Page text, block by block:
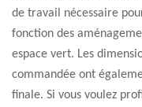
de travail nécessaire
fonction des
espace vert. Les
commandée ont
finale. Si vous voulez